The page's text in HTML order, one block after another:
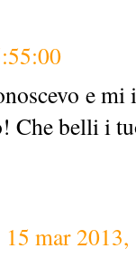
e
Che belli i
15 mar